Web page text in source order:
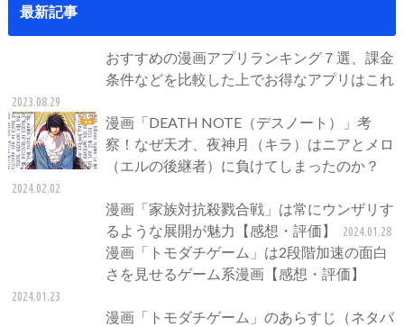
最新記事
おすすめの漫画アプリランキング７選、課金
条件などを比較した上でお得なアプリはこれ
2023.08.29
漫画「DEATH NOTE（デスノート）」考
察！なぜ天才、夜神月（キラ）はニアとメロ
（エルの後継者）に負けてしまったのか？
2024.02.02
漫画「家族対抗殺戮合戦」は常にウンザリす
るような展開が魅力【感想・評価】
2024.01.28
漫画「トモダチゲーム」は2段階加速の面白
さを見せるゲーム系漫画【感想・評価】
2024.01.23
漫画「トモダチゲーム」のあらすじ（ネタバ